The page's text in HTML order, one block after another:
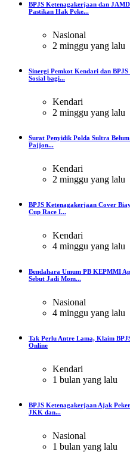
BPJS Ketenagakerjaan dan
Pastikan Hak Peke...
Nasional
2 minggu yang lalu
Sinergi Pemkot Kendari dan
Sosial bagi...
Kendari
2 minggu yang lalu
Surat Penyidik Polda Sultra
Pajjon...
Kendari
2 minggu yang lalu
BPJS Ketenagakerjaan Cover
Cup Race I...
Kendari
4 minggu yang lalu
Bendahara Umum PB KEPMMI
Sebut Jadi Mom...
Nasional
4 minggu yang lalu
Tak Perlu Antre Lama, Klaim
Online
Kendari
1 bulan yang lalu
BPJS Ketenagakerjaan Ajak
JKK dan...
Nasional
1 bulan yang lalu